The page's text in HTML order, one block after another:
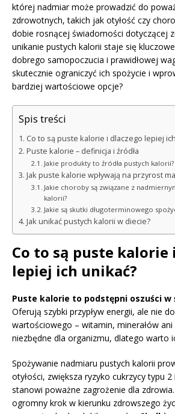
której nadmiar może prowadzić do
zdrowotnych, takich jak otyłość czy
dobie rosnącej świadomości dotyczącej
unikanie pustych kalorii staje się
dobrego samopoczucia i prawidłowej
skutecznie ograniczyć ich spożycie i
bardziej wartościowe opcje?
Spis treści
Co to są puste kalorie i dlaczego lepiej
Puste kalorie – definicja i źródła
Jakie produkty to źródła pustych kalorii?
Jak puste kalorie wpływają na przyrost
Jakie choroby są związane z
kalorii?
Jakie są skutki długoterminowego
Jak unikać pustych kalorii w diecie?
Co to są puste kalorie
lepiej ich unikać?
Puste kalorie to podstępni oszuści w
Oferują szybki przypływ energii, ale nie
wartościowego – witamin, minerałów ani
niezbędne dla organizmu, dlatego warto
Spożywanie nadmiaru pustych kalorii
otyłości, zwiększa ryzyko cukrzycy typu
stanowi poważne zagrożenie dla
ogromny krok w kierunku zdrowszego